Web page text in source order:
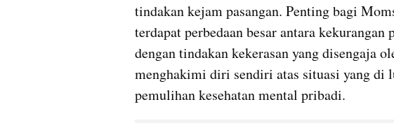
tindakan kejam pasangan. Penting bagi
terdapat perbedaan besar antara kekurangan
dengan tindakan kekerasan yang disengaja
menghakimi diri sendiri atas situasi yang di
pemulihan kesehatan mental pribadi.